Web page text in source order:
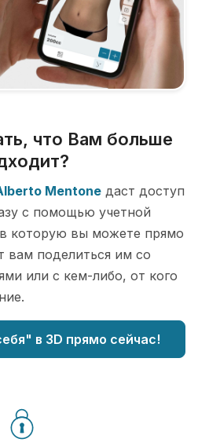
что Вам больше
Mentone даст доступ
с помощью учетной
которую вы можете прямо
вам поделиться им со
или с кем-либо, от кого
в 3D прямо сейчас!